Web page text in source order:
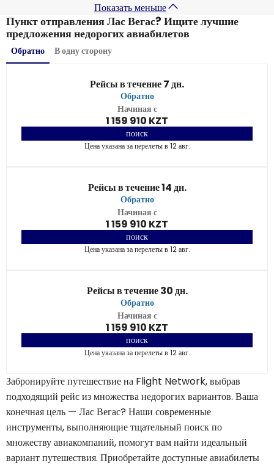
Показать меньше
Пункт отправления Лас Вегас? Ищите лучшие
предложения недорогих авиабилетов
Обратно В одну сторону
Рейсы в течение 7 дн.
Обратно
Начиная с
1 159 910 KZT
поиск
Цена указана за перелеты в 12 авг.
Рейсы в течение 14 дн.
Обратно
Начиная с
1 159 910 KZT
поиск
Цена указана за перелеты в 12 авг.
Рейсы в течение 30 дн.
Обратно
Начиная с
1 159 910 KZT
поиск
Цена указана за перелеты в 12 авг.
Забронируйте путешествие на Flight Network, выбрав
подходящий рейс из множества недорогих вариантов. Ваша
конечная цель — Лас Вегас? Наши современные
инструменты, выполняющие тщательный поиск по
множеству авиакомпаний, помогут вам найти идеальный
вариант путешествия. Приобретайте доступные авиабилеты